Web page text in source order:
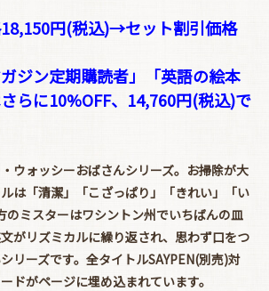
円(税込)→セット割引価格
ジン定期購読者」「英語の絵本
らに10%OFF、14,760円(税込)で
ウォッシーおばさんシリーズ。お掃除が大
は「清潔」「こざっぱり」「きれい」「い
のミスターはワシントン州でいちばんの皿
がリズミカルに繰り返され、思わず口をつ
リーズです。全タイトルSAYPEN(別売)対
ドがページに埋め込まれています。